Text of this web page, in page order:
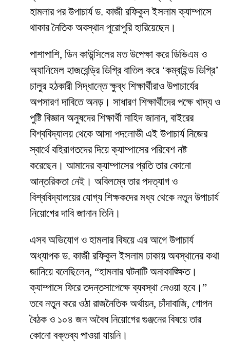
হামলার পর উপাচার্য ড. কাজী রফিকুল ইসলাম ক্যাম্পাসে
থাকার নৈতিক অবস্থান পুরোপুরি হারিয়েছেন।
​পাশাপাশি, ডিন কাউন্সিলের মত উপেক্ষা করে ডিভিএম ও
অ্যানিমেল হাজবেন্ড্রি ডিগ্রি বাতিল করে ‘কম্বাইন্ড ডিগ্রি’
চালুর হঠকারী সিদ্ধান্তে ক্ষুব্ধ শিক্ষার্থীরাও উপাচার্যের
অপসারণ দাবিতে অনড়। সাধারণ শিক্ষার্থীদের পক্ষে খাদ্য ও
পুষ্টি বিজ্ঞান অনুষদের শিক্ষার্থী নাহিদ জানান, বাইরের
বিশ্ববিদ্যালয় থেকে আসা পদলোভী এই উপাচার্য নিজের
স্বার্থে বহিরাগতদের দিয়ে ক্যাম্পাসের পরিবেশ নষ্ট
করেছেন। আমাদের ক্যাম্পাসের প্রতি তার কোনো
আন্তরিকতা নেই। অবিলম্বে তার পদত্যাগ ও
বিশ্ববিদ্যালয়ের যোগ্য শিক্ষকদের মধ্য থেকে নতুন উপাচার্য
নিয়োগের দাবি জানান তিনি।
​এসব অভিযোগ ও হামলার বিষয়ে এর আগে উপাচার্য
অধ্যাপক ড. কাজী রফিকুল ইসলাম ঢাকায় অবস্থানের কথা
জানিয়ে বলেছিলেন, “হামলার ঘটনাটি অনাকাঙ্ক্ষিত।
ক্যাম্পাসে ফিরে তদন্তসাপেক্ষে ব্যবস্থা নেওয়া হবে।”
তবে নতুন করে ওঠা রাজনৈতিক অর্থায়ন, চাঁদাবাজি, গোপন
বৈঠক ও ১০৪ জন অবৈধ নিয়োগের গুঞ্জনের বিষয়ে তার
কোনো বক্তব্য পাওয়া যায়নি।